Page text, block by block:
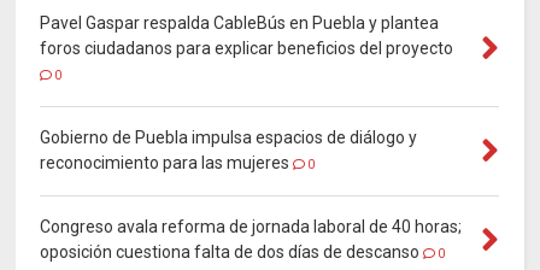
Pavel Gaspar respalda CableBús en Puebla y plantea
foros ciudadanos para explicar beneficios del proyecto
0
Gobierno de Puebla impulsa espacios de diálogo y
reconocimiento para las mujeres
0
Congreso avala reforma de jornada laboral de 40 horas;
oposición cuestiona falta de dos días de descanso
0